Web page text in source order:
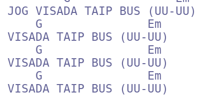
JOG VISADA TAIP BUS (UU-UU)
VISADA TAIP BUS (UU-UU)
VISADA TAIP BUS (UU-UU)
VISADA TAIP BUS (UU-UU)